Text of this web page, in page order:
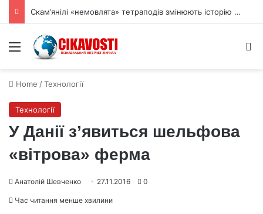
Скам’янілі «немовлята» тетраподів змінюють історію виходу на сушу
Menu
Home /Технології
Технології
У Данії з’явиться шельфова
«вітрова» ферма
Анатолій Шевченко 27.11.2016 0
Час читання менше хвилини